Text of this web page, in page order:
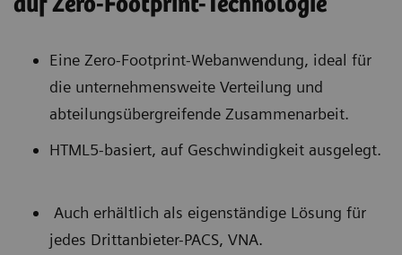
Eine Zero-Footprint-Webanwendung, ideal für
die unternehmensweite Verteilung und
abteilungsübergreifende Zusammenarbeit.
HTML5-basiert, auf Geschwindigkeit ausgelegt.
Auch erhältlich als eigenständige Lösung für
jedes Drittanbieter-PACS, VNA.